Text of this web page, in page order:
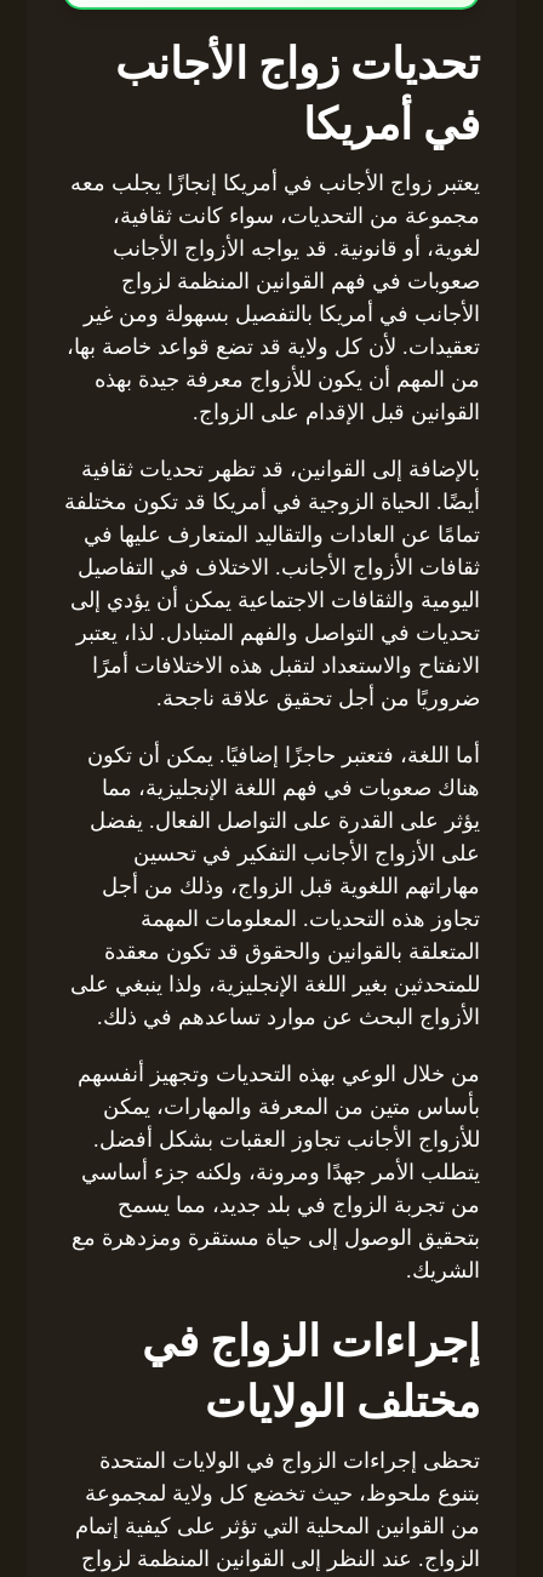
تحديات زواج الأجانب
في أمريكا
يعتبر زواج الأجانب في أمريكا إنجازًا يجلب معه
مجموعة من التحديات، سواء كانت ثقافية،
لغوية، أو قانونية. قد يواجه الأزواج الأجانب
صعوبات في فهم القوانين المنظمة لزواج
الأجانب في أمريكا بالتفصيل بسهولة ومن غير
تعقيدات. لأن كل ولاية قد تضع قواعد خاصة بها،
من المهم أن يكون للأزواج معرفة جيدة بهذه
القوانين قبل الإقدام على الزواج.
بالإضافة إلى القوانين، قد تظهر تحديات ثقافية
أيضًا. الحياة الزوجية في أمريكا قد تكون مختلفة
تمامًا عن العادات والتقاليد المتعارف عليها في
ثقافات الأزواج الأجانب. الاختلاف في التفاصيل
اليومية والثقافات الاجتماعية يمكن أن يؤدي إلى
تحديات في التواصل والفهم المتبادل. لذا، يعتبر
الانفتاح والاستعداد لتقبل هذه الاختلافات أمرًا
ضروريًا من أجل تحقيق علاقة ناجحة.
أما اللغة، فتعتبر حاجزًا إضافيًا. يمكن أن تكون
هناك صعوبات في فهم اللغة الإنجليزية، مما
يؤثر على القدرة على التواصل الفعال. يفضل
على الأزواج الأجانب التفكير في تحسين
مهاراتهم اللغوية قبل الزواج، وذلك من أجل
تجاوز هذه التحديات. المعلومات المهمة
المتعلقة بالقوانين والحقوق قد تكون معقدة
للمتحدثين بغير اللغة الإنجليزية، ولذا ينبغي على
الأزواج البحث عن موارد تساعدهم في ذلك.
من خلال الوعي بهذه التحديات وتجهيز أنفسهم
بأساس متين من المعرفة والمهارات، يمكن
للأزواج الأجانب تجاوز العقبات بشكل أفضل.
يتطلب الأمر جهدًا ومرونة، ولكنه جزء أساسي
من تجربة الزواج في بلد جديد، مما يسمح
بتحقيق الوصول إلى حياة مستقرة ومزدهرة مع
الشريك.
إجراءات الزواج في
مختلف الولايات
تحظى إجراءات الزواج في الولايات المتحدة
بتنوع ملحوظ، حيث تخضع كل ولاية لمجموعة
من القوانين المحلية التي تؤثر على كيفية إتمام
الزواج. عند النظر إلى القوانين المنظمة لزواج